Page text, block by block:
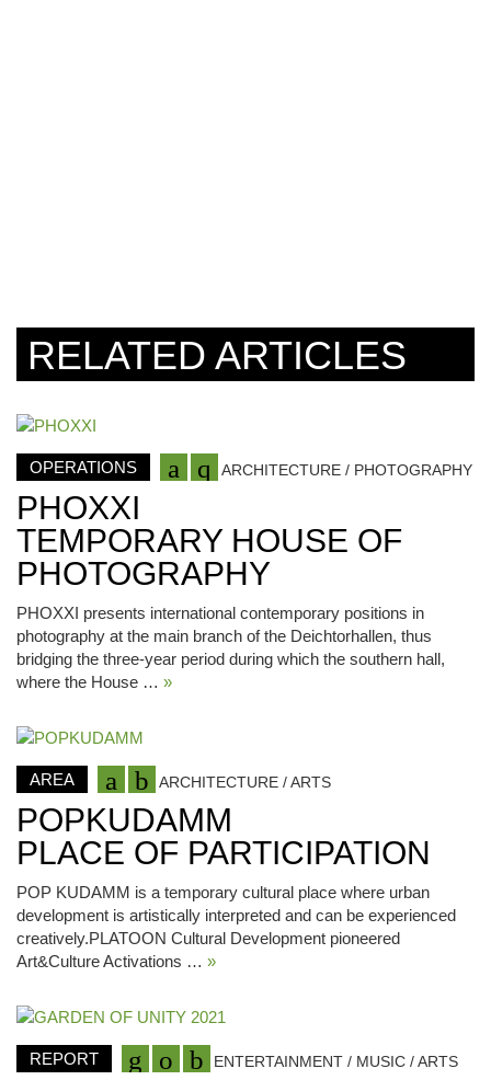
RELATED ARTICLES
OPERATIONS ARCHITECTURE / PHOTOGRAPHY
PHOXXI
TEMPORARY HOUSE OF
PHOTOGRAPHY
PHOXXI presents international contemporary positions in
photography at the main branch of the Deichtorhallen, thus
bridging the three-year period during which the southern hall,
where the House … »
AREA ARCHITECTURE / ARTS
POPKUDAMM
PLACE OF PARTICIPATION
POP KUDAMM is a temporary cultural place where urban
development is artistically interpreted and can be experienced
creatively.PLATOON Cultural Development pioneered
Art&Culture Activations … »
REPORT ENTERTAINMENT / MUSIC / ARTS